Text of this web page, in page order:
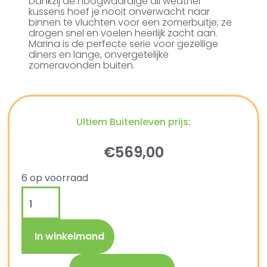
kussens hoef je nooit onverwacht naar
binnen te vluchten voor een zomerbuitje; ze
drogen snel en voelen heerlijk zacht aan.
Marina is de perfecte serie voor gezellige
diners en lange, onvergetelijke
zomeravonden buiten.
Ultiem Buitenleven prijs:
€569,00
6 op voorraad
In winkelmand